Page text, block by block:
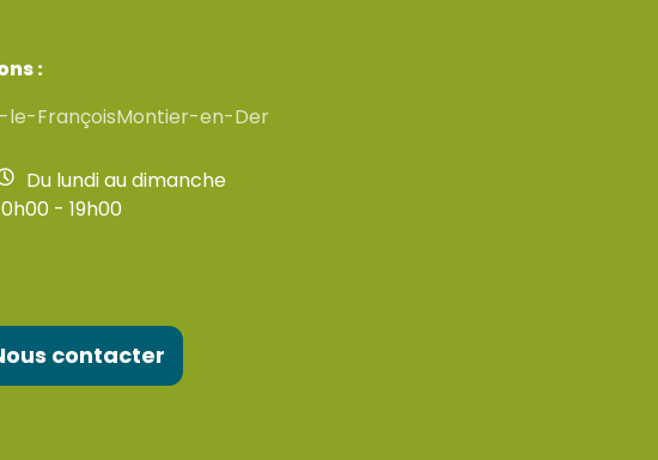
:
le-FrançoisMontier-en-Der
Du lundi au dimanche
- 19h00
contacter